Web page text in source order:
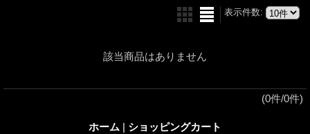
表示件数:
該当商品はありません
(0件/0件)
ホーム | ショッピングカート